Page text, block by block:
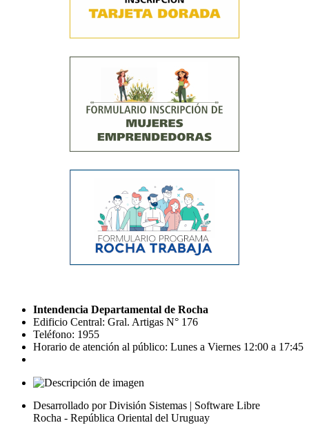
Intendencia Departamental de Rocha
Edificio Central: Gral. Artigas N° 176
Teléfono: 1955
Horario de atención al público: Lunes a Viernes 12:00 a 17:45
Desarrollado por División Sistemas | Software Libre
Rocha - República Oriental del Uruguay